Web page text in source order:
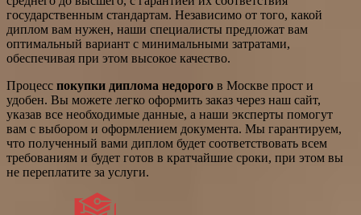
государственным стандартам. Независимо от того, какой
диплом вам нужен, наши специалисты предложат вам
оптимальный вариант с минимальными затратами,
обеспечивая при этом высокое качество.
Процесс покупки диплома недорого в Москве прост и
удобен. Вы можете легко оформить заказ через наш сайт,
указав все необходимые данные, а наши эксперты помогут
вам с выбором и оформлением документа. Мы гарантируем,
что полученный вами диплом будет соответствовать всем
требованиям и будет готов в кратчайшие сроки, при этом вы
не переплатите за услуги.